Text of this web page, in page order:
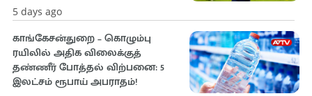
5 days ago
காங்கேசன்துறை – கொழும்பு
ரயிலில் அதிக விலைக்குத்
தண்ணீர் போத்தல் விற்பனை: 5
இலட்சம் ரூபாய் அபராதம்!